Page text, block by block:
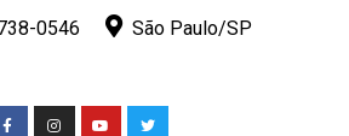
0546 São Paulo/SP